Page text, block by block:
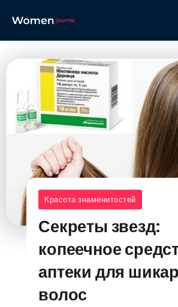
Красота знаменитостей
Секреты звезд:
копеечное
аптеки для
волос